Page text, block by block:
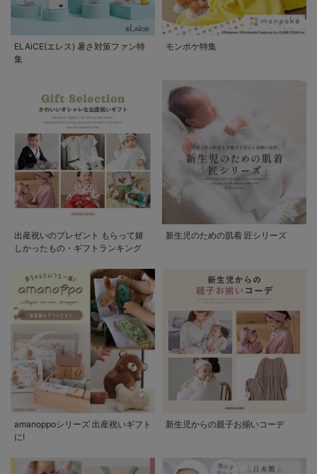
ELAiCE(エレス) 暑さ対策ファン特
集
モンポケ特集
出産祝いのプレゼント もらって嬉
しかったもの・ギフトランキング
新生児のための肌着 匠シリーズ
amanoppoシリーズ 出産祝いギフト
に!
新生児からの親子お揃いコーデ